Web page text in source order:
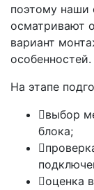
поэтому наши
осматривают
вариант
особенностей.
На этапе
выбор
блока;
оценка